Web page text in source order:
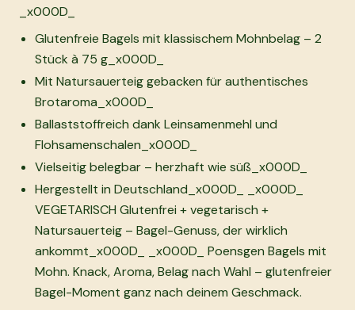
_x000D_
Glutenfreie Bagels mit klassischem Mohnbelag – 2
Stück à 75 g_x000D_
Mit Natursauerteig gebacken für authentisches
Brotaroma_x000D_
Ballaststoffreich dank Leinsamenmehl und
Flohsamenschalen_x000D_
Vielseitig belegbar – herzhaft wie süß_x000D_
Hergestellt in Deutschland_x000D_ _x000D_
VEGETARISCH Glutenfrei + vegetarisch +
Natursauerteig – Bagel-Genuss, der wirklich
ankommt_x000D_ _x000D_ Poensgen Bagels mit
Mohn. Knack, Aroma, Belag nach Wahl – glutenfreier
Bagel-Moment ganz nach deinem Geschmack.